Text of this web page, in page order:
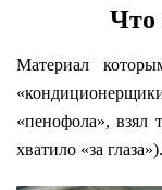
Что
Материал
«пенофола», взял
хватило «за глаза»).